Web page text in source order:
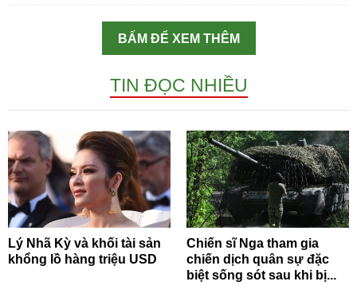
BẤM ĐỂ XEM THÊM
TIN ĐỌC NHIỀU
Lý Nhã Kỳ và khối tài sản
khổng lồ hàng triệu USD
Chiến sĩ Nga tham gia
chiến dịch quân sự đặc
biệt sống sót sau khi bị...